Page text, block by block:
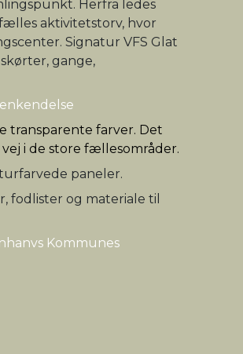
Herfra ledes
aktivitetstorv, hvor
Signatur VFS Glat
gange,
transparente farver. Det
i de store fællesområder.
paneler.
fodlister og materiale til
Kommunes